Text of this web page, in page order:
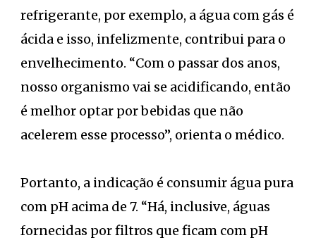
refrigerante, por exemplo, a água com gás é
ácida e isso, infelizmente, contribui para o
envelhecimento. “Com o passar dos anos,
nosso organismo vai se acidificando, então
é melhor optar por bebidas que não
acelerem esse processo”, orienta o médico.
Portanto, a indicação é consumir água pura
com pH acima de 7. “Há, inclusive, águas
fornecidas por filtros que ficam com pH